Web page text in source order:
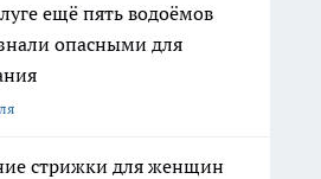
ещё пять водоёмов
опасными для
стрижки для женщин